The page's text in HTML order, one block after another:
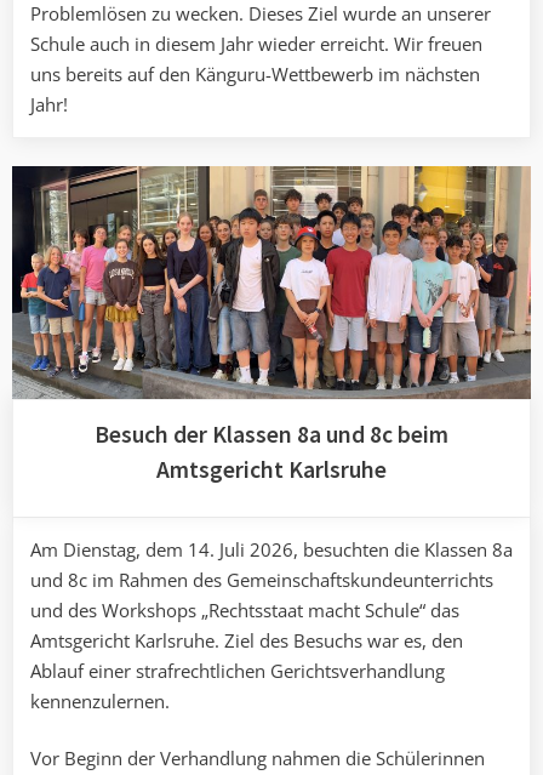
Problemlösen zu wecken. Dieses Ziel wurde an unserer
Schule auch in diesem Jahr wieder erreicht. Wir freuen
uns bereits auf den Känguru-Wettbewerb im nächsten
Jahr!
Besuch der Klassen 8a und 8c beim
Amtsgericht Karlsruhe
Am Dienstag, dem 14. Juli 2026, besuchten die Klassen 8a
und 8c im Rahmen des Gemeinschaftskundeunterrichts
und des Workshops „Rechtsstaat macht Schule“ das
Amtsgericht Karlsruhe. Ziel des Besuchs war es, den
Ablauf einer strafrechtlichen Gerichtsverhandlung
kennenzulernen.
Vor Beginn der Verhandlung nahmen die Schülerinnen